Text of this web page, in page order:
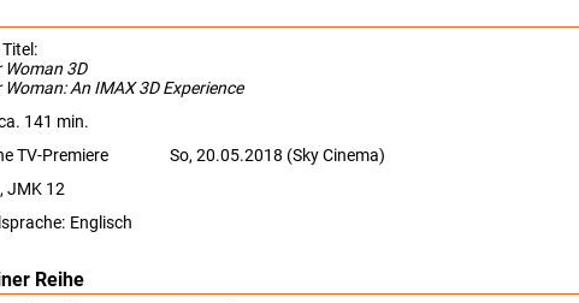
Woman 3D
Woman: An IMAX 3D Experience
141 min.
TV-Premiere
So, 20.05.2018 (Sky Cinema)
JMK 12
Englisch
Reihe